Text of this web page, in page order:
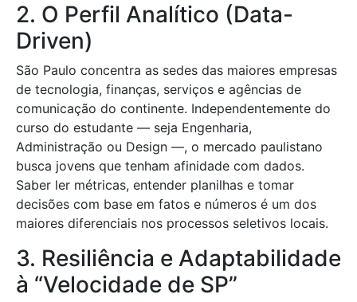
2. O Perfil Analítico (Data-
Driven)
São Paulo concentra as sedes das maiores empresas
de tecnologia, finanças, serviços e agências de
comunicação do continente. Independentemente do
curso do estudante — seja Engenharia,
Administração ou Design —, o mercado paulistano
busca jovens que tenham afinidade com dados.
Saber ler métricas, entender planilhas e tomar
decisões com base em fatos e números é um dos
maiores diferenciais nos processos seletivos locais.
3. Resiliência e Adaptabilidade
à “Velocidade de SP”